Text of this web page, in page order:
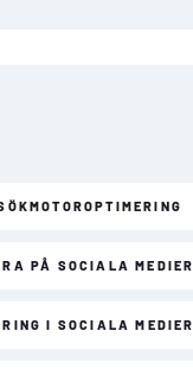
PÅ SOCIALA MEDIER
I SOCIALA MEDIER